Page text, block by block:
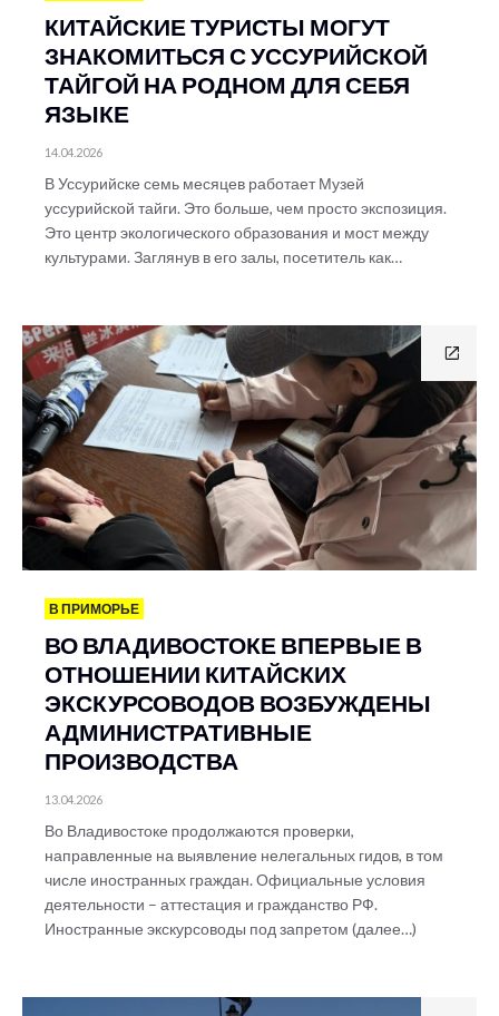
КИТАЙСКИЕ ТУРИСТЫ МОГУТ
ЗНАКОМИТЬСЯ С УССУРИЙСКОЙ
ТАЙГОЙ НА РОДНОМ ДЛЯ СЕБЯ
ЯЗЫКЕ
14.04.2026
В Уссурийске семь месяцев работает Музей
уссурийской тайги. Это больше, чем просто экспозиция.
Это центр экологического образования и мост между
культурами. Заглянув в его залы, посетитель как…
В ПРИМОРЬЕ
ВО ВЛАДИВОСТОКЕ ВПЕРВЫЕ В
ОТНОШЕНИИ КИТАЙСКИХ
ЭКСКУРСОВОДОВ ВОЗБУЖДЕНЫ
АДМИНИСТРАТИВНЫЕ
ПРОИЗВОДСТВА
13.04.2026
Во Владивостоке продолжаются проверки,
направленные на выявление нелегальных гидов, в том
числе иностранных граждан. Официальные условия
деятельности – аттестация и гражданство РФ.
Иностранные экскурсоводы под запретом (далее…)